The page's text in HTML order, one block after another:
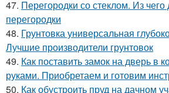
47. Перегородки со стеклом. Из
перегородки
48. Грунтовка универсальная
Лучшие производители грунтовок
49. Как поставить замок на дверь в
руками. Приобретаем и готовим
50. Как обустроить пруд на дачном